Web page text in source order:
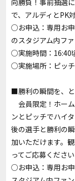
向勝負！事前抽選
で、アルディとPK
○お申込： 専用お
のスタジアム内フ
○実施時間：16:40
○実施場所：ピッチ
■勝利の瞬間を、と
会員限定！ホー
ンとピッチでハイ
後の選手と勝利の
加いただけます。
ってご応募ください
○お申込： 専用お